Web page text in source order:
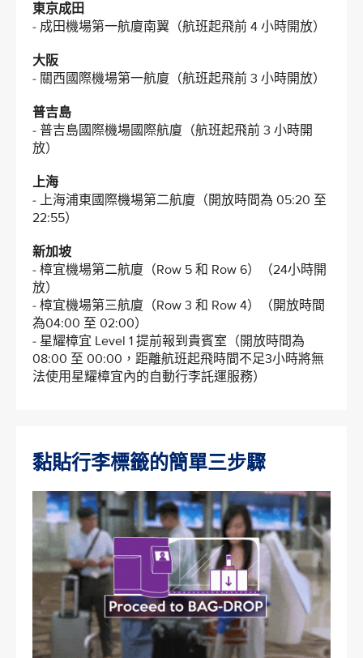
東京成田
- 成田機場第一航廈南翼（航班起飛前 4 小時開放）
大阪
- 關西國際機場第一航廈（航班起飛前 3 小時開放）
普吉島
- 普吉島國際機場國際航廈（航班起飛前 3 小時開
放）
上海
- 上海浦東國際機場第二航廈（開放時間為 05:20 至
22:55）
新加坡
- 樟宜機場第二航廈（Row 5 和 Row 6）（24小時開
放）
- 樟宜機場第三航廈（Row 3 和 Row 4）（開放時間
為04:00 至 02:00）
- 星耀樟宜 Level 1 提前報到貴賓室（開放時間為
08:00 至 00:00，距離航班起飛時間不足3小時將無
法使用星耀樟宜內的自動行李託運服務）
黏貼行李標籤的簡單三步驟